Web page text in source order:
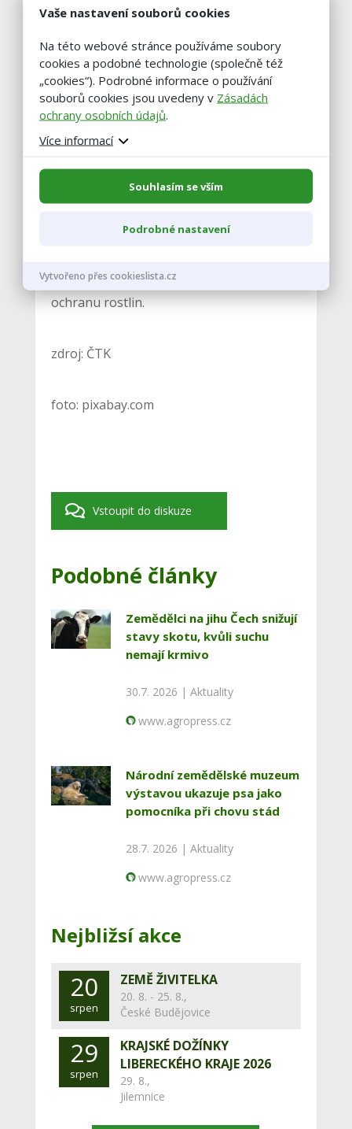
Králíček podotkl, že bydomácí trh s
brambory z dovozu , které tamní pěstitelé
kvůli nižší kvalitě nebudou moci uskladnit.
„Já si myslím, že už se to reálně děje. Tu
míru nedokážu posoudit,“ řekl.
Bramborářský svaz se účastní diskuse o
navrhovaných protierozních opatřeních,
brambor i na tradičně bramborářské
že se omezuje množství přípravků na
ochranu rostlin.
zdroj: ČTK
foto: pixabay.com
Vstoupit do diskuze
Podobné články
Zemědělci na jihu Čech snižují
stavy skotu, kvůli suchu
nemají krmivo
30.7. 2026 | Aktuality
www.agropress.cz
Národní zemědělské muzeum
výstavou ukazuje psa jako
pomocníka při chovu stád
28.7. 2026 | Aktuality
www.agropress.cz
Nejbližsí akce
20
srpen
ZEMĚ ŽIVITELKA
20. 8. - 25. 8.,
České Budějovice
29
srpen
KRAJSKÉ DOŽÍNKY
LIBERECKÉHO KRAJE 2026
29. 8.,
Jilemnice
Vaše nastavení souborů cookies
Na této webové stránce používáme soubory
cookies a podobné technologie (společně též
„cookies“). Podrobné informace o používání
souborů cookies jsou uvedeny v Zásadách
ochrany osobních údajů.
Více informací
Souhlasím se vším
Podrobné nastavení
Vytvořeno přes cookieslista.cz